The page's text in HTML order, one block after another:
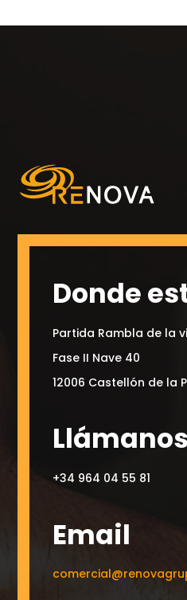
Donde
Partida Rambla de la
Fase II Nave 40
12006 Castellón de la
Llámanos
+34 964 04 55 81
Email